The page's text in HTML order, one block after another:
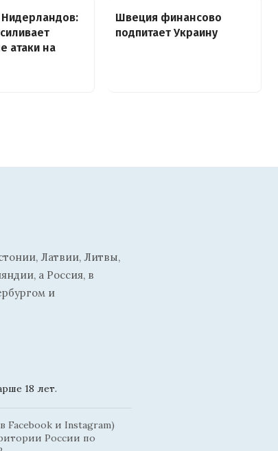
Нидерландов:
атаки на
Швеция финансово
подпитает Украину
Латвии, Литвы,
а Россия, в
и
18 лет.
Facebook и Instagram)
России по